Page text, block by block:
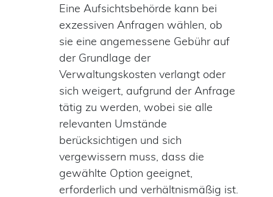
Eine Aufsichtsbehörde kann bei
exzessiven Anfragen wählen, ob
sie eine angemessene Gebühr auf
der Grundlage der
Verwaltungskosten verlangt oder
sich weigert, aufgrund der Anfrage
tätig zu werden, wobei sie alle
relevanten Umstände
berücksichtigen und sich
vergewissern muss, dass die
gewählte Option geeignet,
erforderlich und verhältnismäßig ist.